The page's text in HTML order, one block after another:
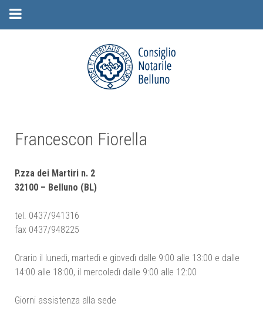
Francescon Fiorella
P.zza dei Martiri n. 2
32100 – Belluno (BL)
tel. 0437/941316
fax 0437/948225
Orario il lunedì, martedì e giovedì dalle 9:00 alle 13:00 e dalle
14:00 alle 18:00, il mercoledì dalle 9:00 alle 12:00
Giorni assistenza alla sede